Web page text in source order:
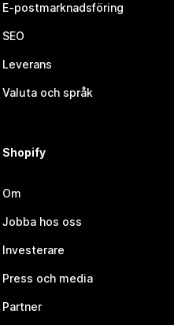
E-postmarknadsföring
SEO
Leverans
Valuta och språk
Shopify
Om
Jobba hos oss
Investerare
Press och media
Partner